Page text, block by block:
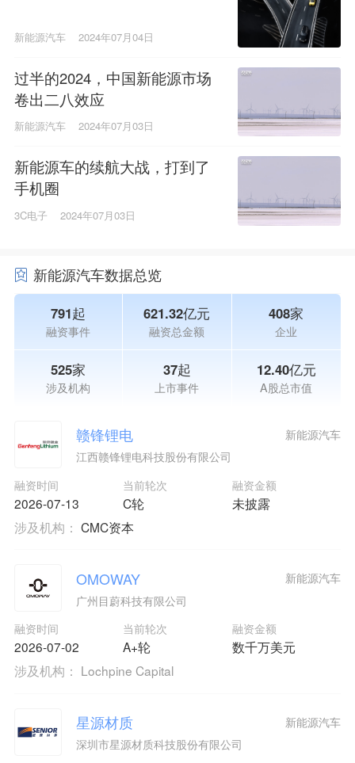
新能源汽车 2024年07月04日
过半的2024，中国新能源市场
卷出二八效应
新能源汽车 2024年07月03日
新能源车的续航大战，打到了
手机圈
3C电子 2024年07月03日
新能源汽车数据总览
791起
融资事件
621.32亿元
融资总金额
408家
企业
525家
涉及机构
37起
上市事件
12.40亿元
A股总市值
赣锋锂电
江西赣锋锂电科技股份有限公司
融资时间
2026-07-13
当前轮次
C轮
融资金额
未披露
新能源汽车
涉及机构： CMC资本
OMOWAY
广州目蔚科技有限公司
融资时间
2026-07-02
当前轮次
A+轮
融资金额
数千万美元
新能源汽车
涉及机构： Lochpine Capital
星源材质
深圳市星源材质科技股份有限公司
新能源汽车